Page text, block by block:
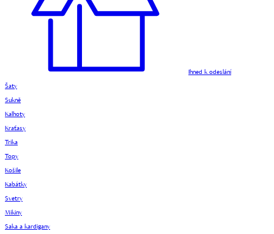
Ihned k odeslání
Šaty
Sukně
Kalhoty
Kraťasy
Trika
Topy
Košile
Kabátky
Svetry
Mikiny
Saka a kardigany